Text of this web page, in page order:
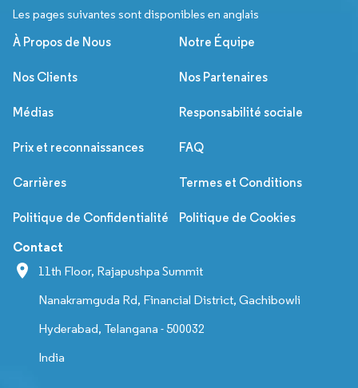
Les pages suivantes sont disponibles en anglais
À Propos de Nous Notre Équipe
Nos Clients Nos Partenaires
Médias Responsabilité sociale
Prix et reconnaissances FAQ
Carrières Termes et Conditions
Politique de Confidentialité Politique de Cookies
Contact
11th Floor, Rajapushpa Summit
Nanakramguda Rd, Financial District, Gachibowli
Hyderabad, Telangana - 500032
India